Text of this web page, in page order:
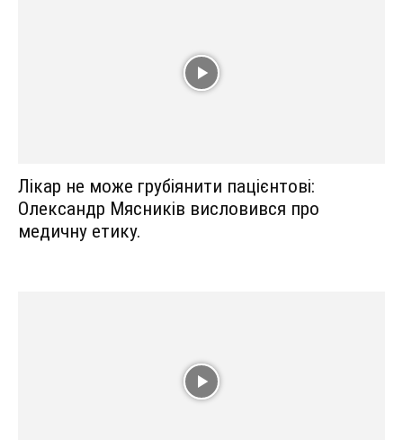
Лікар не може грубіянити пацієнтові:
Олександр Мясників висловився про
медичну етику.